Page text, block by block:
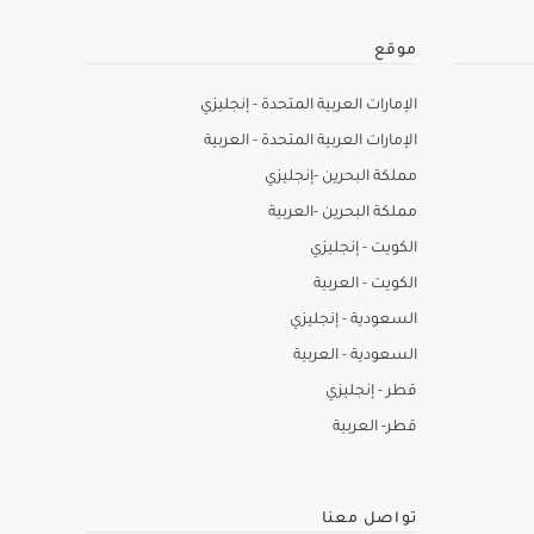
موقع
الإمارات العربية المتحدة - إنجليزي
الإمارات العربية المتحدة - العربية
مملكة البحرين -إنجليزي
مملكة البحرين -العربية
الكويت - إنجليزي
الكويت - العربية
السعودية - إنجليزي
السعودية - العربية
قطر - إنجليزي
قطر- العربية
تواصل معنا